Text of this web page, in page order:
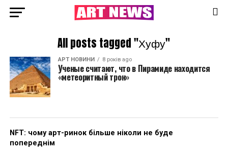
All posts tagged "Хуфу"
АРТ НОВИНИ 8 років ago
Ученые считают, что в Пирамиде находится
«метеоритный трон»
NFT: чому арт-ринок більше ніколи не буде
попереднім